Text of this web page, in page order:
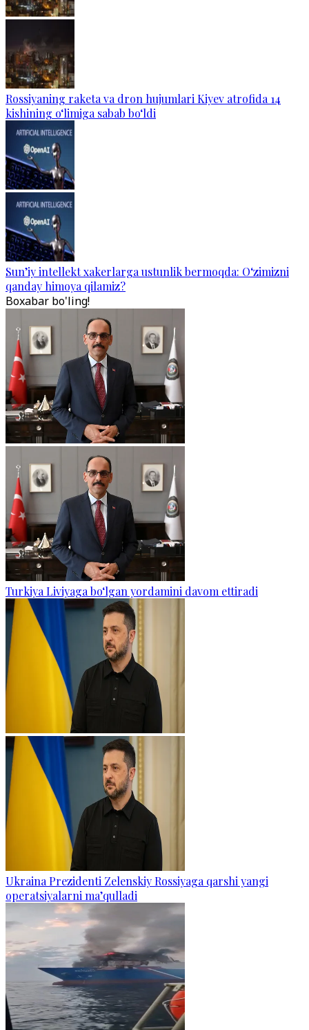
Rossiyaning raketa va dron hujumlari Kiyev atrofida 14
kishining o‘limiga sabab bo‘ldi
Sun’iy intellekt xakerlarga ustunlik bermoqda: O‘zimizni
qanday himoya qilamiz?
Boxabar bo'ling!
Turkiya Liviyaga bo‘lgan yordamini davom ettiradi
Ukraina Prezidenti Zelenskiy Rossiyaga qarshi yangi
operatsiyalarni ma’qulladi